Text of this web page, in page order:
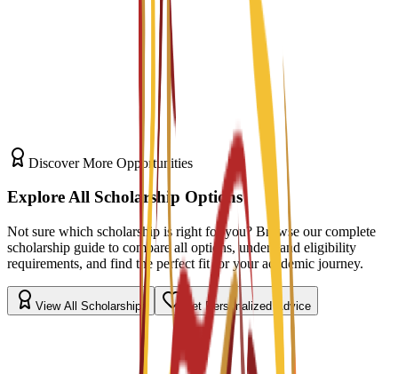
Discover More Opportunities
Explore All Scholarship Options
Not sure which scholarship is right for you? Browse our complete
scholarship guide to compare all options, understand eligibility
requirements, and find the perfect fit for your academic journey.
View All Scholarships Get Personalized Advice